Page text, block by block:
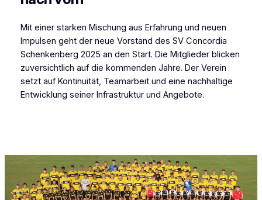
Mit einer starken Mischung aus Erfahrung und neuen
Impulsen geht der neue Vorstand des SV Concordia
Schenkenberg 2025 an den Start. Die Mitglieder blicken
zuversichtlich auf die kommenden Jahre. Der Verein
setzt auf Kontinuität, Teamarbeit und eine nachhaltige
Entwicklung seiner Infrastruktur und Angebote.